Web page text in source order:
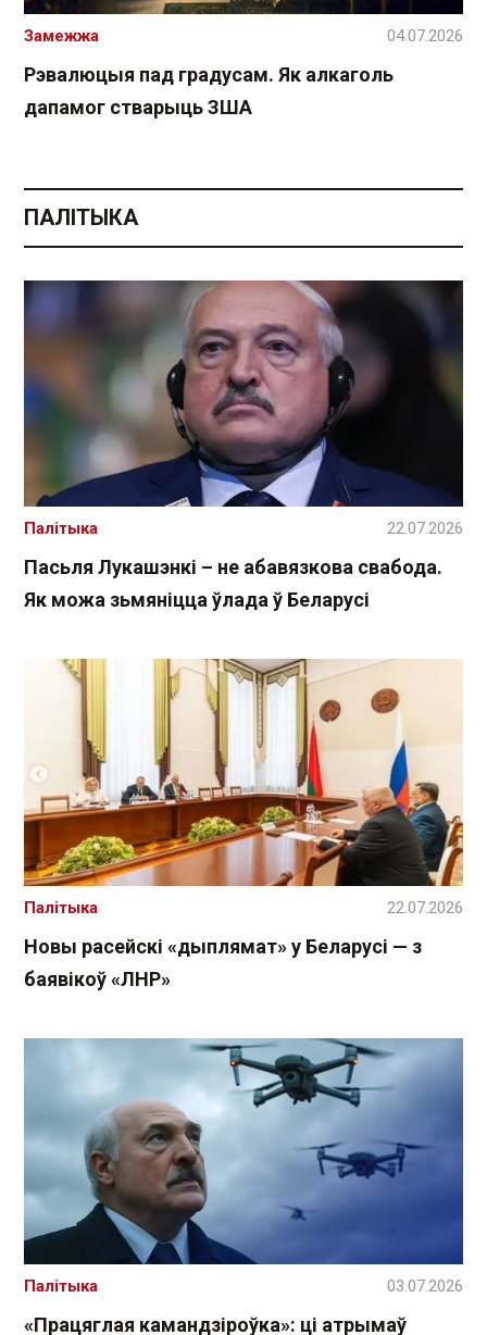
Рэвалюцыя пад градусам. Як алкаголь
дапамог стварыць ЗША
Замежжа 04.07.2026
ПАЛІТЫКА
Пасьля Лукашэнкі – не абавязкова свабода.
Як можа зьмяніцца ўлада ў Беларусі
Палітыка 22.07.2026
Новы расейскі «дыплямат» у Беларусі — з
баявікоў «ЛНР»
Палітыка 22.07.2026
«Працяглая камандзіроўка»: ці атрымаў
Палітыка 03.07.2026